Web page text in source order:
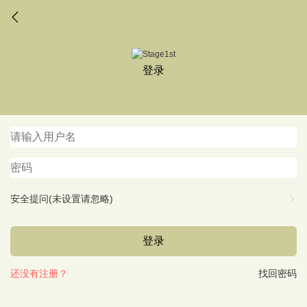
登录
安全提问(未设置请忽略)
登录
找回密码
还没有注册？